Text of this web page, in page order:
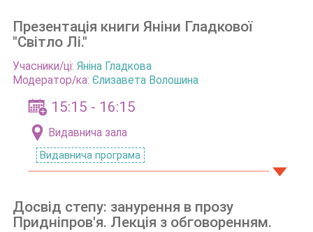
15:15 - 16:15
Видавнича зала
Видавнича програма
Презентація книги Яніни Гладкової
"Світло Лі."
Учасники/ці: Яніна Гладкова
Модератор/ка: Єлизавета Волошина
Досвід степу: занурення в прозу
Придніпров'я. Лекція з обговоренням.